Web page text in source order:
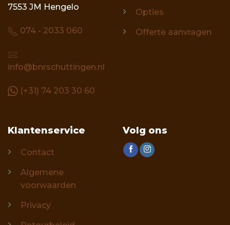
7553 JM Hengelo
074 - 2033 060
info@bnrschuttingen.nl
(+31) 74 203 30 60
Opties
Offerte aanvragen
Klantenservice
Contact
Algemene
voorwaarden
Privacy
Volg ons